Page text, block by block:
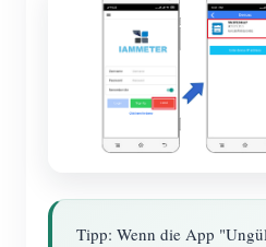
Tipp: Wenn die App